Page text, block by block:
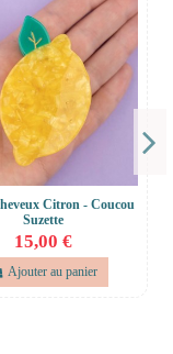
Citron - Coucou
Suzette
15,00 €
Ajouter au panier